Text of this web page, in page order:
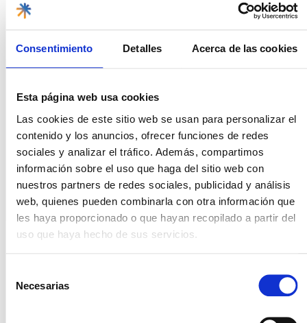
Consentimiento Detalles Acerca de las cookies
Esta página web usa cookies
Las cookies de este sitio web se usan para personalizar el
contenido y los anuncios, ofrecer funciones de redes
sociales y analizar el tráfico. Además, compartimos
información sobre el uso que haga del sitio web con
nuestros partners de redes sociales, publicidad y análisis
web, quienes pueden combinarla con otra información que
les haya proporcionado o que hayan recopilado a partir del
uso que haya hecho de sus servicios.
Necesarias
Nombre Completo
E-mail
He leído y acepto laPolítica de Privacidad
Acepto recibir ofertas comerciales.
Enviar información
viaje de tus sueños. ¿Aún